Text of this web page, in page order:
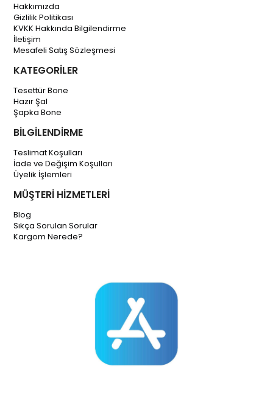
Hakkımızda
Gizlilik Politikası
KVKK Hakkında Bilgilendirme
İletişim
Mesafeli Satış Sözleşmesi
KATEGORİLER
Tesettür Bone
Hazır Şal
Şapka Bone
BİLGİLENDİRME
Teslimat Koşulları
İade ve Değişim Koşulları
Üyelik İşlemleri
MÜŞTERİ HİZMETLERİ
Blog
Sıkça Sorulan Sorular
Kargom Nerede?